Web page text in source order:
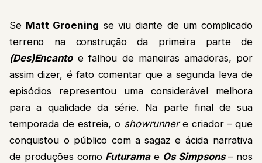
Se Matt Groening se viu diante de um complicado
terreno na construção da primeira parte de
(Des)Encantoe falhou de maneiras amadoras, por
assim dizer, é fato comentar que a segunda leva de
episódios representou uma considerável melhora
para a qualidade da série. Na parte final de sua
temporada de estreia, o showrunnere criador – que
conquistou o público com a sagaz e ácida narrativa
de produções como Futuramae Os Simpsons– nos